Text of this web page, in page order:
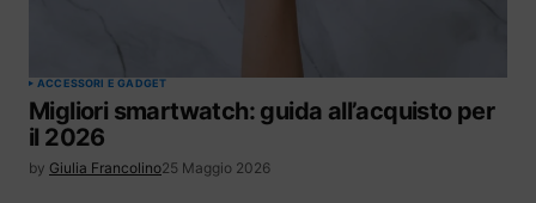
ACCESSORI E GADGET
Migliori smartwatch: guida all’acquisto per
il 2026
by Giulia Francolino25 Maggio 2026